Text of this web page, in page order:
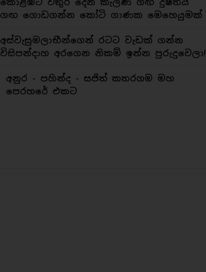
ගඟ ගොඩගන්න කෝටි ගාණක මෙහෙයුමක්
අස්වැසුමලාභීන්ගෙන් රටට වැඩක් ගන්න
විසිපන්දාහ අරගෙන නිකම් ඉන්න පුරුදුවෙලා!
අනුර - පහින්ද - සජිත් කතරගම මහ
පෙරහරේ එකට